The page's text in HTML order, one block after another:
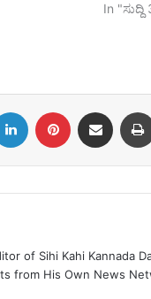
In
LinkedIn Pinterest Share via Email
of Sihi Kahi Kannada
from His Own News